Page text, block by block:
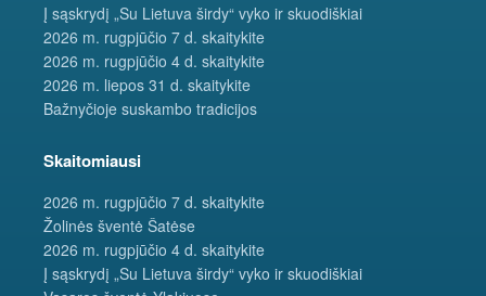
Į sąskrydį „Su Lietuva širdy“ vyko ir skuodiškiai
2026 m. rugpjūčio 7 d. skaitykite
2026 m. rugpjūčio 4 d. skaitykite
2026 m. liepos 31 d. skaitykite
Bažnyčioje suskambo tradicijos
Skaitomiausi
2026 m. rugpjūčio 7 d. skaitykite
Žolinės šventė Šatėse
2026 m. rugpjūčio 4 d. skaitykite
Į sąskrydį „Su Lietuva širdy“ vyko ir skuodiškiai